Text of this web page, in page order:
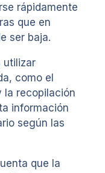
rápidamente
que en
ser baja.
utilizar
como el
la recopilación
información
según las
que la